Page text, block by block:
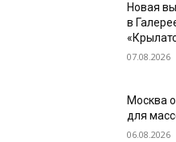
Новая
в
07.08.2026
Москва
для
06.08.2026